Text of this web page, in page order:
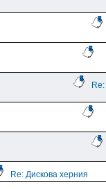
Re:
Re: Дискова херния